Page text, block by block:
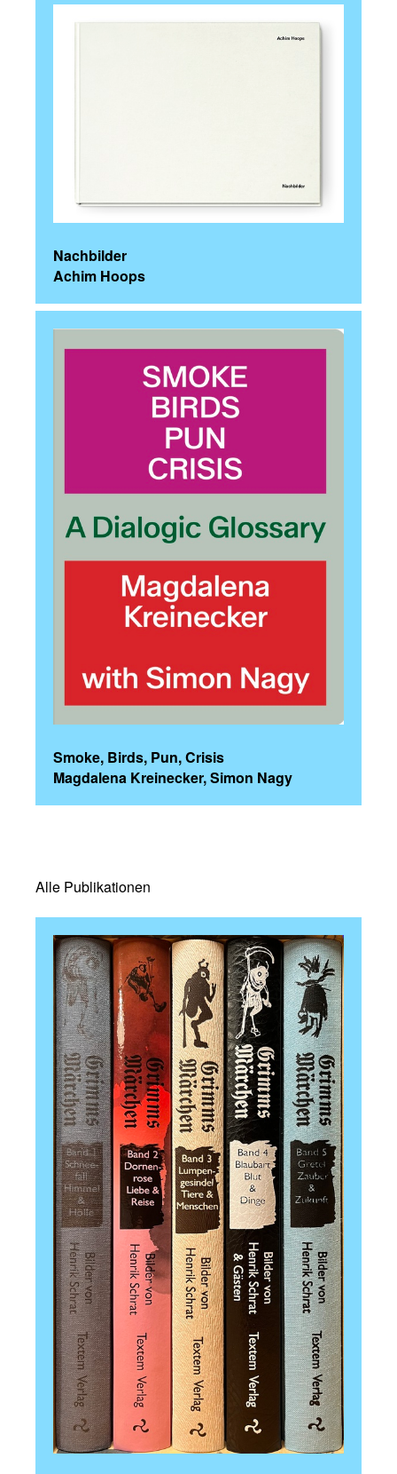
Nachbilder
Achim Hoops
Smoke, Birds, Pun, Crisis
Magdalena Kreinecker, Simon Nagy
Alle Publikationen